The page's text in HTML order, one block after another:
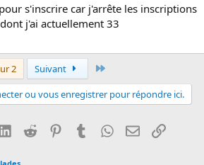
s'inscrire car j'arrête les inscriptions
j'ai actuellement 33
2 Suivant
ou vous enregistrer pour répondre ici.
LinkedInReddit PinterestTumblrWhatsApp
EmailLien